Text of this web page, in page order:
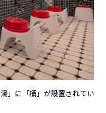
」に「桶」が設置されてい